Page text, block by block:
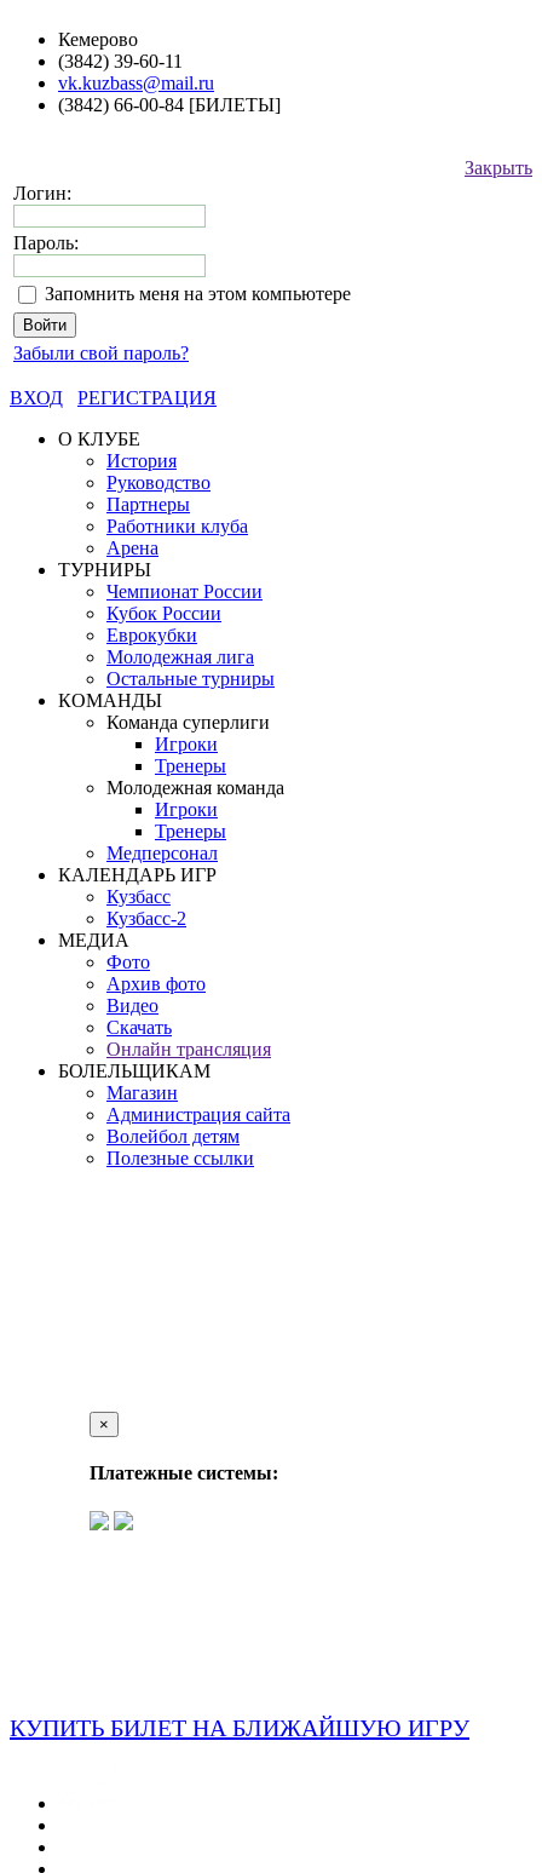
Кемерово
(3842) 39-60-11
vk.kuzbass@mail.ru
(3842) 66-00-84 [БИЛЕТЫ]
Закрыть
Логин:
Пароль:
Запомнить меня на этом компьютере
Забыли свой пароль?
ВХОД
РЕГИСТРАЦИЯ
О КЛУБЕ
История
Руководство
Партнеры
Работники клуба
Арена
ТУРНИРЫ
Чемпионат России
Кубок России
Еврокубки
Молодежная лига
Остальные турниры
КОМАНДЫ
Команда суперлиги
Игроки
Тренеры
Молодежная команда
Игроки
Тренеры
Медперсонал
КАЛЕНДАРЬ ИГР
Кузбасс
Кузбасс-2
МЕДИА
Фото
Архив фото
Видео
Скачать
Онлайн трансляция
БОЛЕЛЬЩИКАМ
Магазин
Администрация сайта
Волейбол детям
Полезные ссылки
×
Платежные системы:
КУПИТЬ БИЛЕТ НА БЛИЖАЙШУЮ ИГРУ